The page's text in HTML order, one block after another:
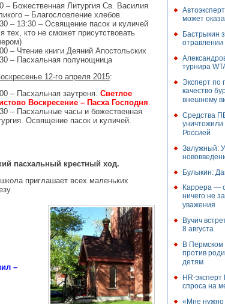
– Божественная Литургия Св. Василия
– Благослoвление хлебов
– 13:30 – Освящение пасок и куличей
тех, кто не сможет присутствовать
– Чтение книги Деяний Апостольских
– Пасхальная полунощница
12-го апреля 2015:
– Пасхальная заутреня. Светлое
Воскресение – Пасха Господня
– Пасхальные часы и божественная
Освящение пасок и куличей.
пасхальный крестный ход.
приглашает всех маленьких
–
может
Бастрыкин
отравлении
турнира
Эксперт по
качество
внешнему
Средства
Россией
Залужный:
Булыкин:
Каррера —
ничего не
уважения
Вучич
8 августа
В Пермском
против
детям
HR-
спроса на
«Мне нужно